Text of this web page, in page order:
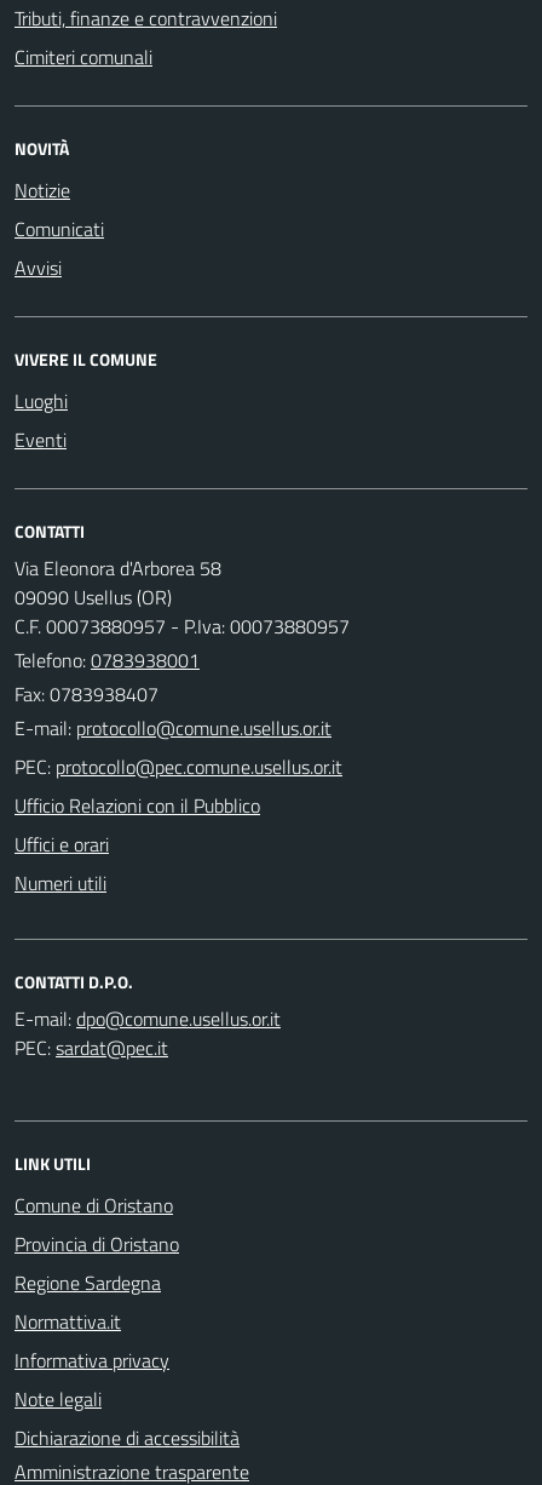
Tributi, finanze e contravvenzioni
Cimiteri comunali
NOVITÀ
Notizie
Comunicati
Avvisi
VIVERE IL COMUNE
Luoghi
Eventi
CONTATTI
Via Eleonora d'Arborea 58
09090 Usellus (OR)
C.F. 00073880957 - P.Iva: 00073880957
Telefono:0783938001
Fax: 0783938407
E-mail:
PEC:
Ufficio Relazioni con il Pubblico
Uffici e orari
Numeri utili
CONTATTI D.P.O.
E-mail:
PEC:
LINK UTILI
Comune di Oristano
Provincia di Oristano
Regione Sardegna
Normattiva.it
Informativa privacy
Note legali
Dichiarazione di accessibilità
Amministrazione trasparente